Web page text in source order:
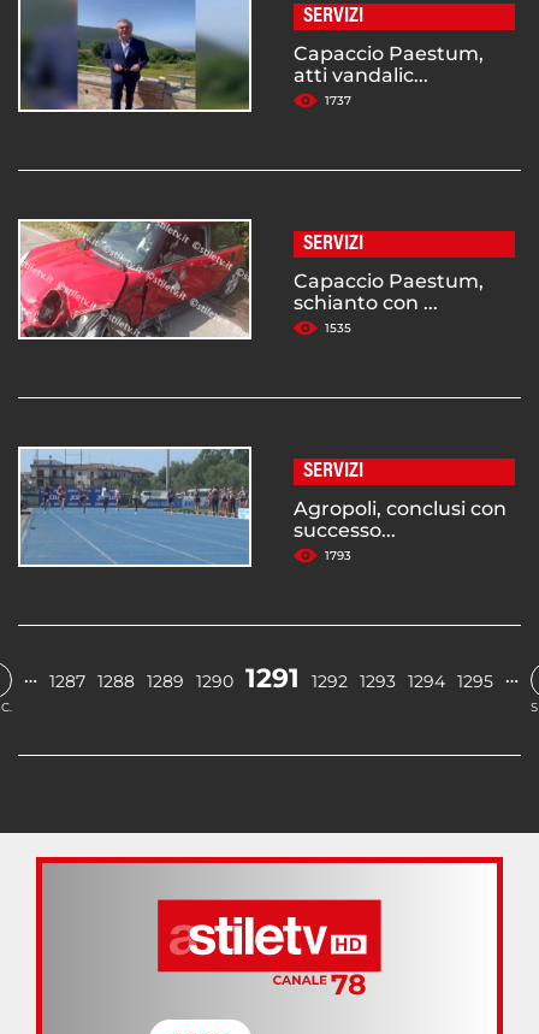
SERVIZI
Capaccio Paestum,
atti vandalic...
1737
SERVIZI
Capaccio Paestum,
schianto con ...
1535
SERVIZI
Agropoli, conclusi con
successo...
1793
… 1287 1288 1289 1290 1291 1292 1293 1294 1295 …